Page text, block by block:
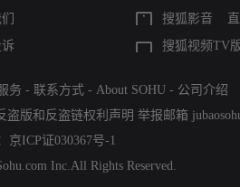
搜狐影音
搜狐视频TV
务 - 联系方式 - About SOHU - 公司介绍
盗版和反盗链权利声明 举报邮箱
京ICP证030367号-1
Inc.All Rights Reserved.